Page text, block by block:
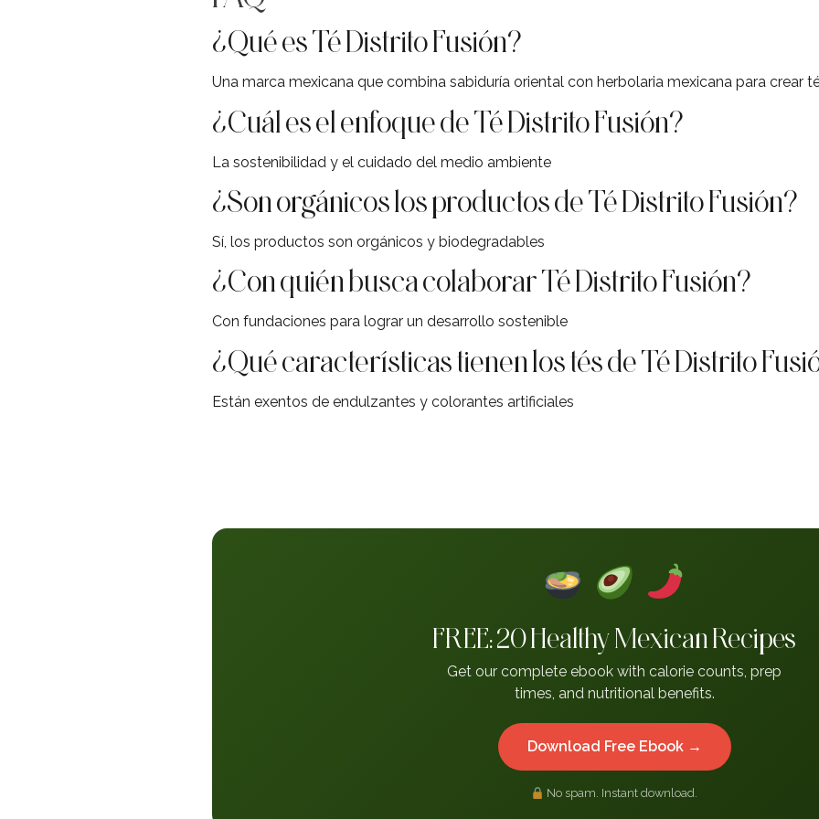
¿Qué es Té Distrito Fusión?
Una marca mexicana que combina sabiduría oriental con herbolaria mexicana para crear
¿Cuál es el enfoque de Té Distrito Fusión?
La sostenibilidad y el cuidado del medio ambiente
¿Son orgánicos los productos de Té Distrito Fusión?
Sí, los productos son orgánicos y biodegradables
¿Con quién busca colaborar Té Distrito Fusión?
Con fundaciones para lograr un desarrollo sostenible
¿Qué características tienen los tés de Té Distrito
Están exentos de endulzantes y colorantes artificiales
FREE: 20 Healthy Mexican Recipes
Get our complete ebook with calorie counts, prep
times, and nutritional benefits.
Download Free Ebook →
No spam. Instant download.